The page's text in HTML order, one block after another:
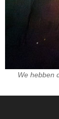
We hebben